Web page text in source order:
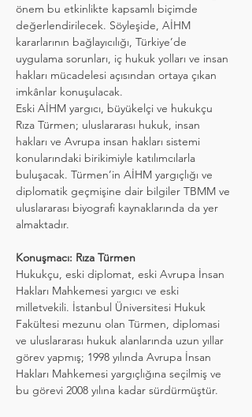
önem bu etkinlikte kapsamlı biçimde
değerlendirilecek. Söyleşide, AİHM
kararlarının bağlayıcılığı, Türkiye’de
uygulama sorunları, iç hukuk yolları ve insan
hakları mücadelesi açısından ortaya çıkan
imkânlar konuşulacak.
Eski AİHM yargıcı, büyükelçi ve hukukçu
Rıza Türmen; uluslararası hukuk, insan
hakları ve Avrupa insan hakları sistemi
konularındaki birikimiyle katılımcılarla
buluşacak. Türmen’in AİHM yargıçlığı ve
diplomatik geçmişine dair bilgiler TBMM ve
uluslararası biyografi kaynaklarında da yer
almaktadır.
Konuşmacı: Rıza Türmen
Hukukçu, eski diplomat, eski Avrupa İnsan
Hakları Mahkemesi yargıcı ve eski
milletvekili. İstanbul Üniversitesi Hukuk
Fakültesi mezunu olan Türmen, diplomasi
ve uluslararası hukuk alanlarında uzun yıllar
görev yapmış; 1998 yılında Avrupa İnsan
Hakları Mahkemesi yargıçlığına seçilmiş ve
bu görevi 2008 yılına kadar sürdürmüştür.